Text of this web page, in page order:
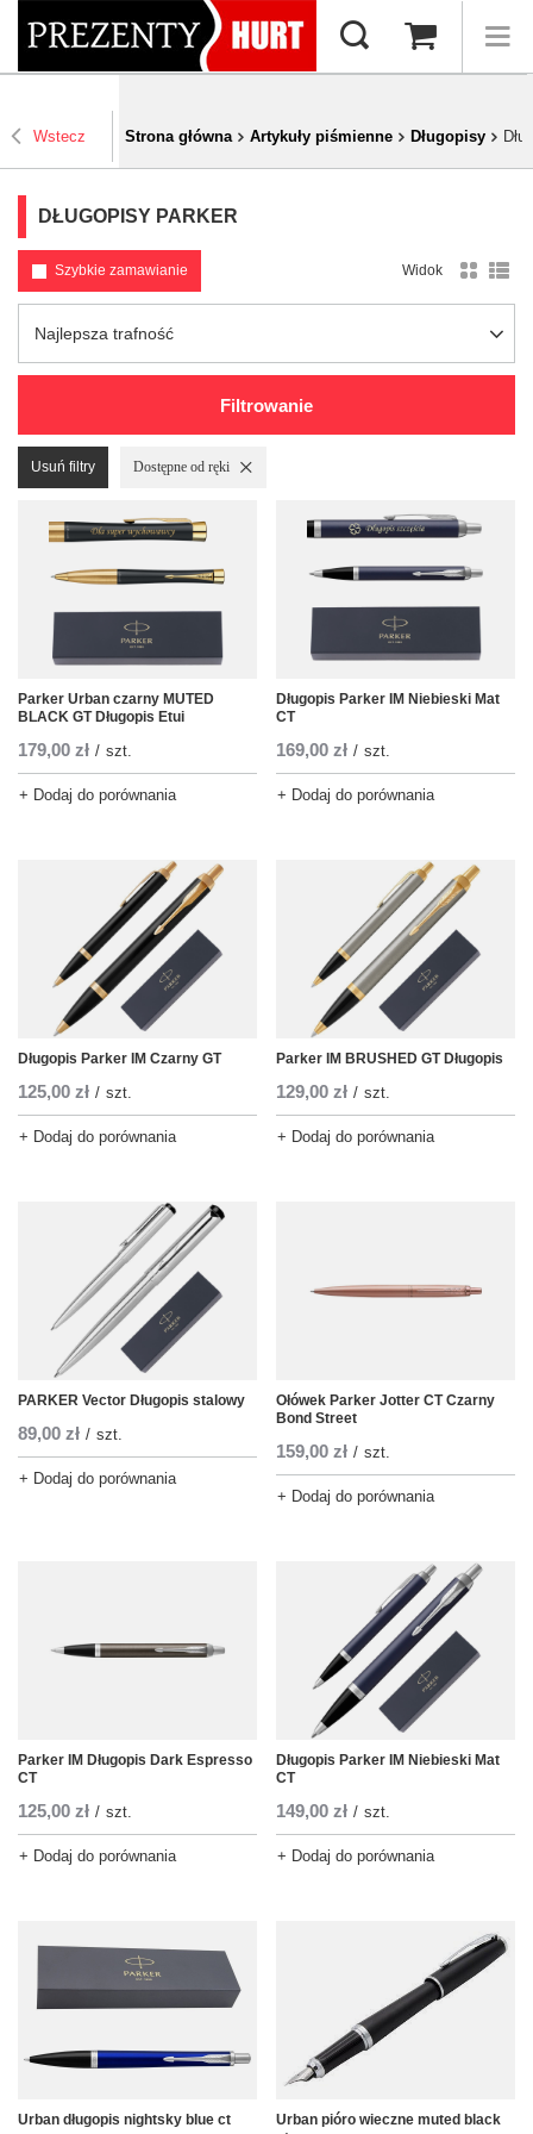
Wstecz Strona główna Artykuły piśmienne Długopisy
DŁUGOPISY PARKER
Szybkie zamawianie
Zmień sortowanie
Najlepsza trafność
Widok
Filtrowanie
Usuń filtry Usuń filtr
Dostępne od ręki
Parker Urban czarny MUTED
BLACK GT Długopis Etui
179,00 zł / szt.
+ Dodaj do porównania
Długopis Parker IM Niebieski Mat
CT
169,00 zł / szt.
+ Dodaj do porównania
Długopis Parker IM Czarny GT
125,00 zł / szt.
+ Dodaj do porównania
Parker IM BRUSHED GT Długopis
129,00 zł / szt.
+ Dodaj do porównania
PARKER Vector Długopis stalowy
89,00 zł / szt.
+ Dodaj do porównania
Ołówek Parker Jotter CT Czarny
Bond Street
159,00 zł / szt.
+ Dodaj do porównania
Parker IM Długopis Dark Espresso
CT
125,00 zł / szt.
+ Dodaj do porównania
Długopis Parker IM Niebieski Mat
CT
149,00 zł / szt.
+ Dodaj do porównania
Urban długopis nightsky blue ct
Urban pióro wieczne muted black